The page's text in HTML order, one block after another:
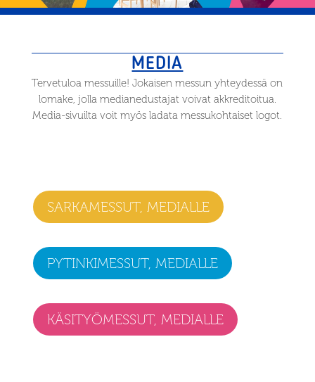
MEDIA
Tervetuloa messuille! Jokaisen messun yhteydessä on
lomake, jolla medianedustajat voivat akkreditoitua.
Media-sivuilta voit myös ladata messukohtaiset logot.
SARKAMESSUT, MEDIALLE
PYTINKIMESSUT, MEDIALLE
KÄSITYÖMESSUT, MEDIALLE